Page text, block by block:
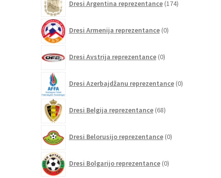
Dresi Argentina reprezentance 174izdelkov
Dresi Armenija reprezentance 0izdelkov
Dresi Avstrija reprezentance 0izdelkov
Dresi Azerbajdžanu reprezentance 0izdelkov
Dresi Belgija reprezentance 68izdelkov
Dresi Belorusijo reprezentance 0izdelkov
Dresi Bolgarijo reprezentance 0izdelkov